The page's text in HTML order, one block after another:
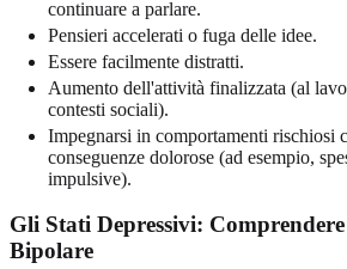
continuare a parlare.
Pensieri accelerati o fuga delle idee.
Essere facilmente distratti.
Aumento dell'attività finalizzata (al
contesti sociali).
Impegnarsi in comportamenti rischiosi
conseguenze dolorose (ad esempio,
impulsive).
Gli Stati Depressivi:
Bipolare